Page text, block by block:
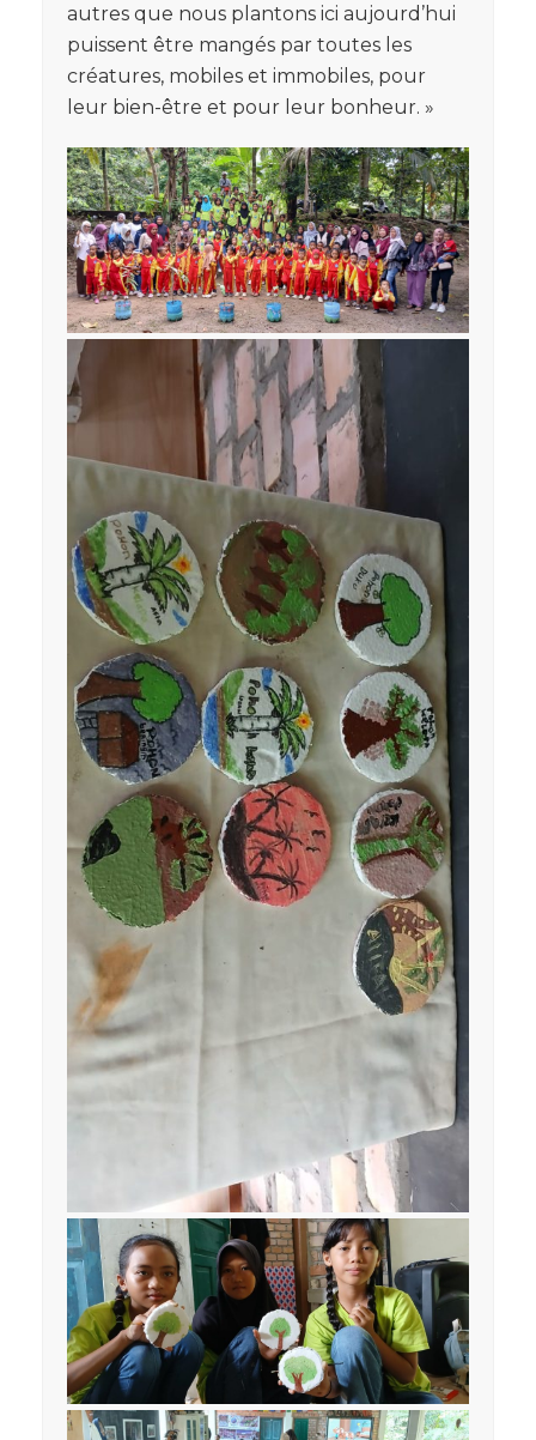
autres que nous plantons ici aujourd’hui
puissent être mangés par toutes les
créatures, mobiles et immobiles, pour
leur bien-être et pour leur bonheur. »